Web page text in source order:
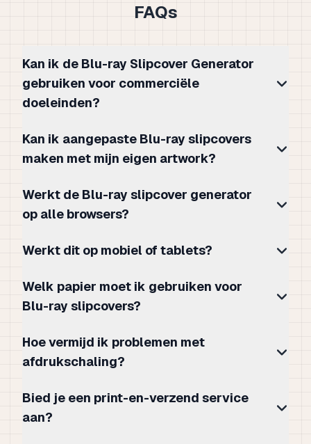
FAQs
Kan ik de Blu-ray Slipcover Generator
gebruiken voor commerciële
doeleinden?
Kan ik aangepaste Blu-ray slipcovers
maken met mijn eigen artwork?
Werkt de Blu-ray slipcover generator
op alle browsers?
Werkt dit op mobiel of tablets?
Welk papier moet ik gebruiken voor
Blu-ray slipcovers?
Hoe vermijd ik problemen met
afdrukschaling?
Bied je een print-en-verzend service
aan?